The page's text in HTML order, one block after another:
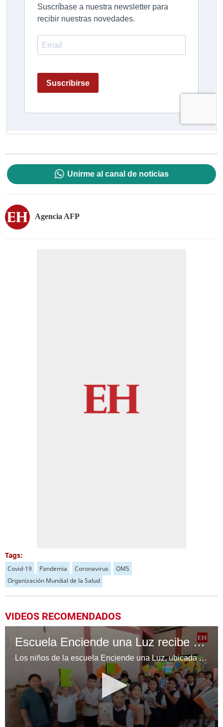
Unirme al canal de noticias
Agencia AFP
Tags:
Covid-19 Pandemia Coronavirus
OMS
Organización Mundial de la Salud
VIDEOS RECOMENDADOS
Escuela Enciende una Luz recibe cuadernos Quick, gracias a la Maratón del Saber
Los niños de la escuela Enciende una Luz, ubicada en la colonia Altos de Santa Rosa, al sur de Tegucigalpa, recibieron cuadernos Quick como parte de la Campaña Maratón del Saber.